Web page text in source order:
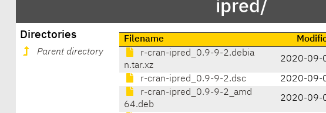
ipred/
Directories
Parent directory
Filename
r-cran-ipred_0.9-9-2.debia
n.tar.xz
2020-09-
r-cran-ipred_0.9-9-2.dsc 2020-09-
r-cran-ipred_0.9-9-2_amd
64.deb
2020-09-